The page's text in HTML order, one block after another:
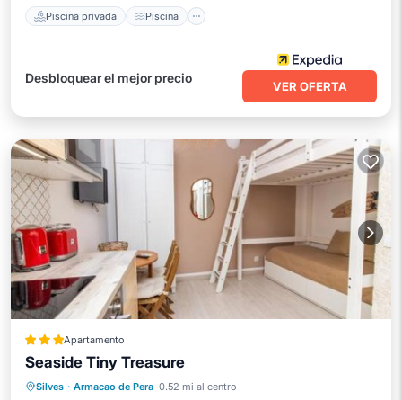
Piscina privada Piscina
Desbloquear el mejor precio
VER OFERTA
Apartamento
Seaside Tiny Treasure
Silves · Armacao de Pera 0.52 mi al centro
Aire acondicionado
Se admiten mascotas
Apto para niños